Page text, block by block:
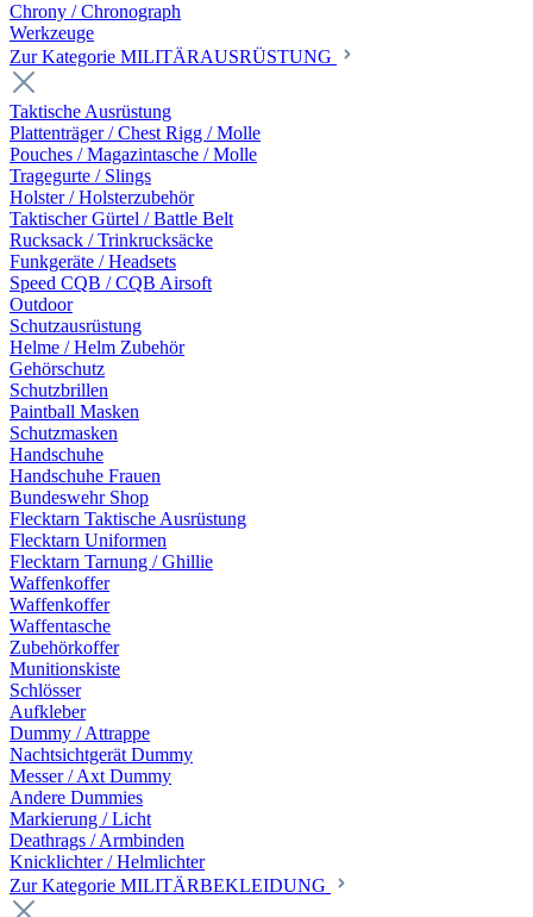
Chrony / Chronograph
Werkzeuge
Zur Kategorie MILITÄRAUSRÜSTUNG
Taktische Ausrüstung
Plattenträger / Chest Rigg / Molle
Pouches / Magazintasche / Molle
Tragegurte / Slings
Holster / Holsterzubehör
Taktischer Gürtel / Battle Belt
Rucksack / Trinkrucksäcke
Funkgeräte / Headsets
Speed CQB / CQB Airsoft
Outdoor
Schutzausrüstung
Helme / Helm Zubehör
Gehörschutz
Schutzbrillen
Paintball Masken
Schutzmasken
Handschuhe
Handschuhe Frauen
Bundeswehr Shop
Flecktarn Taktische Ausrüstung
Flecktarn Uniformen
Flecktarn Tarnung / Ghillie
Waffenkoffer
Waffenkoffer
Waffentasche
Zubehörkoffer
Munitionskiste
Schlösser
Aufkleber
Dummy / Attrappe
Nachtsichtgerät Dummy
Messer / Axt Dummy
Andere Dummies
Markierung / Licht
Deathrags / Armbinden
Knicklichter / Helmlichter
Zur Kategorie MILITÄRBEKLEIDUNG